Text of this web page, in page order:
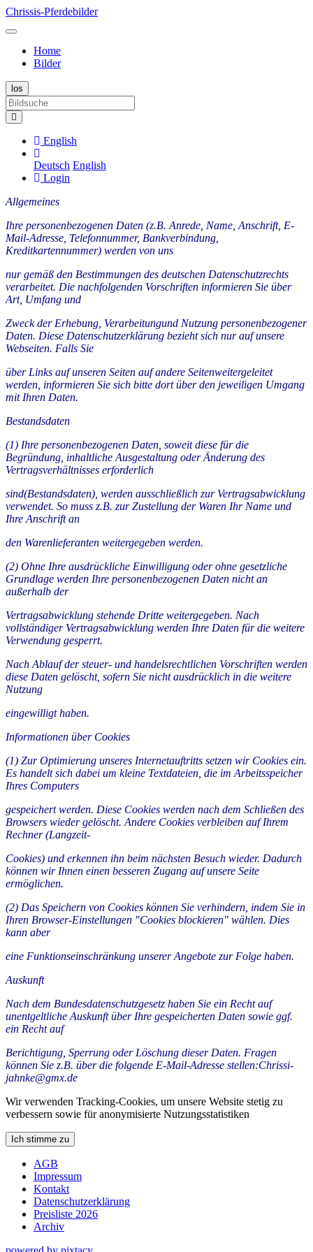
Chrissis-Pferdebilder
Home
Bilder
English
Deutsch English
Login
Allgemeines
Ihre personenbezogenen Daten (z.B. Anrede, Name, Anschrift, E-
Mail-Adresse, Telefonnummer, Bankverbindung,
Kreditkartennummer) werden von uns
nur gemäß den Bestimmungen des deutschen Datenschutzrechts
verarbeitet. Die nachfolgenden Vorschriften informieren Sie über
Art, Umfang und
Zweck der Erhebung, Verarbeitungund Nutzung personenbezogener
Daten. Diese Datenschutzerklärung bezieht sich nur auf unsere
Webseiten. Falls Sie
über Links auf unseren Seiten auf andere Seitenweitergeleitet
werden, informieren Sie sich bitte dort über den jeweiligen Umgang
mit Ihren Daten.
Bestandsdaten
(1) Ihre personenbezogenen Daten, soweit diese für die
Begründung, inhaltliche Ausgestaltung oder Änderung des
Vertragsverhältnisses erforderlich
sind(Bestandsdaten), werden ausschließlich zur Vertragsabwicklung
verwendet. So muss z.B. zur Zustellung der Waren Ihr Name und
Ihre Anschrift an
den Warenlieferanten weitergegeben werden.
(2) Ohne Ihre ausdrückliche Einwilligung oder ohne gesetzliche
Grundlage werden Ihre personenbezogenen Daten nicht an
außerhalb der
Vertragsabwicklung stehende Dritte weitergegeben. Nach
vollständiger Vertragsabwicklung werden Ihre Daten für die weitere
Verwendung gesperrt.
Nach Ablauf der steuer- und handelsrechtlichen Vorschriften werden
diese Daten gelöscht, sofern Sie nicht ausdrücklich in die weitere
Nutzung
eingewilligt haben.
Informationen über Cookies
(1) Zur Optimierung unseres Internetauftritts setzen wir Cookies ein.
Es handelt sich dabei um kleine Textdateien, die im Arbeitsspeicher
Ihres Computers
gespeichert werden. Diese Cookies werden nach dem Schließen des
Browsers wieder gelöscht. Andere Cookies verbleiben auf Ihrem
Rechner (Langzeit-
Cookies) und erkennen ihn beim nächsten Besuch wieder. Dadurch
können wir Ihnen einen besseren Zugang auf unsere Seite
ermöglichen.
(2) Das Speichern von Cookies können Sie verhindern, indem Sie in
Ihren Browser-Einstellungen "Cookies blockieren" wählen. Dies
kann aber
eine Funktionseinschränkung unserer Angebote zur Folge haben.
Auskunft
Nach dem Bundesdatenschutzgesetz haben Sie ein Recht auf
unentgeltliche Auskunft über Ihre gespeicherten Daten sowie ggf.
ein Recht auf
Berichtigung, Sperrung oder Löschung dieser Daten. Fragen
können Sie z.B. über die folgende E-Mail-Adresse stellen:Chrissi-
jahnke@gmx.de
Wir verwenden Tracking-Cookies, um unsere Website stetig zu
verbessern sowie für anonymisierte Nutzungsstatistiken
Ich stimme zu
AGB
Impressum
Kontakt
Datenschutzerklärung
Preisliste 2026
Archiv